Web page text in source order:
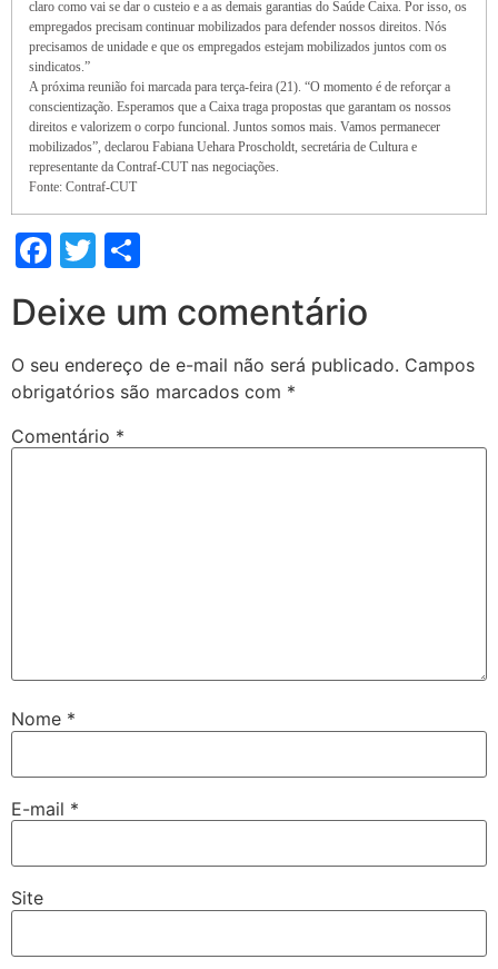
claro como vai se dar o custeio e a as demais garantias do Saúde Caixa. Por isso, os
empregados precisam continuar mobilizados para defender nossos direitos. Nós
precisamos de unidade e que os empregados estejam mobilizados juntos com os
sindicatos.”
A próxima reunião foi marcada para terça-feira (21). “O momento é de reforçar a
conscientização. Esperamos que a Caixa traga propostas que garantam os nossos
direitos e valorizem o corpo funcional. Juntos somos mais. Vamos permanecer
mobilizados”, declarou Fabiana Uehara Proscholdt, secretária de Cultura e
representante da Contraf-CUT nas negociações.
Fonte: Contraf-CUT
Facebook
Twitter
Deixe um comentário
O seu endereço de e-mail não será publicado. Campos
obrigatórios são marcados com *
Comentário *
Nome *
E-mail *
Site